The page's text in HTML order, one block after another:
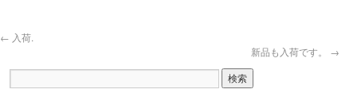
← 入荷.
新品も入荷です。 →